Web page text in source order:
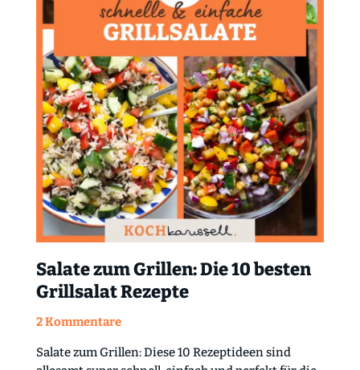
Salate zum Grillen: Die 10 besten
Grillsalat Rezepte
2 Kommentare
Salate zum Grillen: Diese 10 Rezeptideen sind